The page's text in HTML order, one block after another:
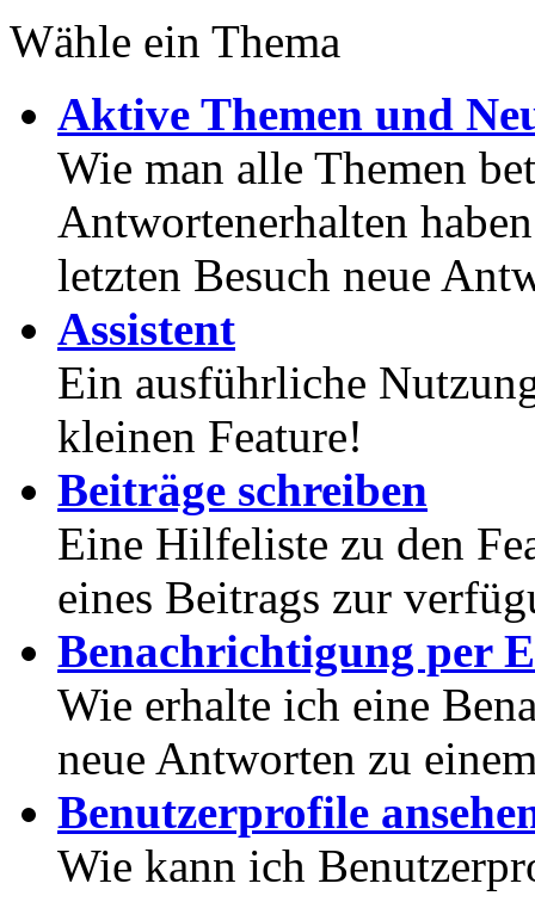
Wähle ein Thema
Aktive Themen und
Wie man alle Themen
Antwortenerhalten
letzten Besuch neue
Assistent
Ein ausführliche
kleinen Feature!
Beiträge schreiben
Eine Hilfeliste zu den
eines Beitrags zur
Benachrichtigung per
Wie erhalte ich eine
neue Antworten zu
Benutzerprofile
Wie kann ich